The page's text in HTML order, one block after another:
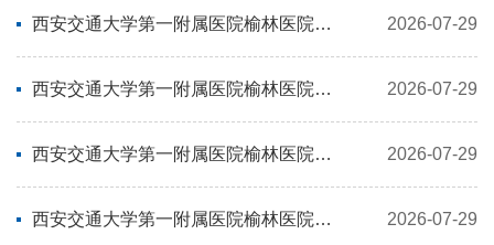
西安交通大学第一附属医院榆林医院耗材采购项目-体外诊断试剂类-化学显色法试剂尿化学、易栓症类-终止公告 2026-07-29
西安交通大学第一附属医院榆林医院耗材采购项目-体外诊断试剂类-恒温扩增法试剂-终止公告 2026-07-29
西安交通大学第一附属医院榆林医院耗材采购项目-体外诊断试剂类-化学比色法试剂-终止公告 2026-07-29
西安交通大学第一附属医院榆林医院耗材采购项目-体外诊断试剂类-核酸提取纯化试剂-终止公告 2026-07-29